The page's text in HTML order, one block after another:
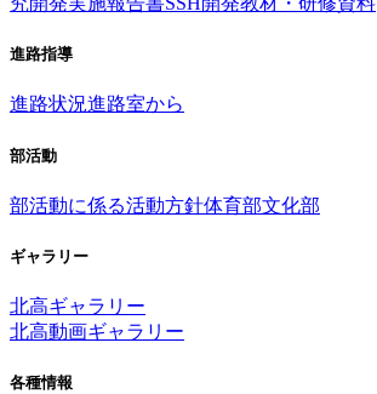
進路指導
進路状況進路室から
部活動
部活動に係る活動方針体育部文化部
ギャラリー
北高ギャラリー
北高動画ギャラリー
各種情報